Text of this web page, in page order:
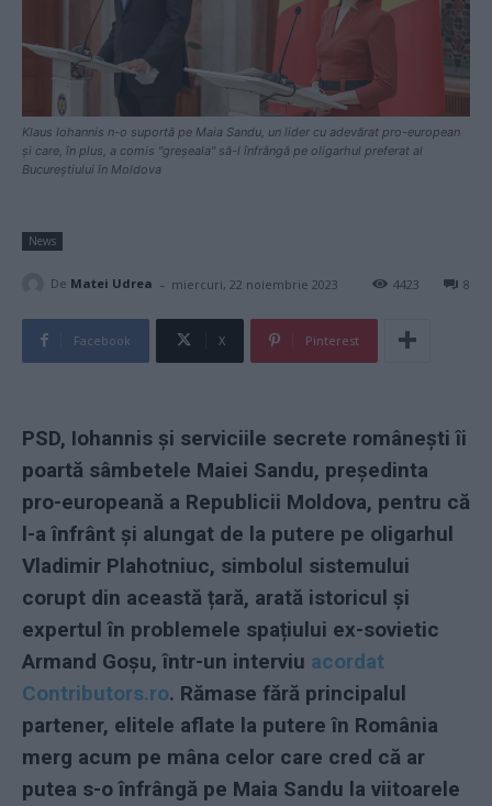
Klaus Iohannis n-o suportă pe Maia Sandu, un lider cu adevărat pro-european
și care, în plus, a comis "greșeala" să-l înfrângă pe oligarhul preferat al
Bucureștiului în Moldova
News
De Matei Udrea - miercuri, 22 noiembrie 2023 8
4423
Facebook X Pinterest
PSD, Iohannis și serviciile secrete românești îi
poartă sâmbetele Maiei Sandu, președinta
pro-europeană a Republicii Moldova, pentru că
l-a înfrânt și alungat de la putere pe oligarhul
Vladimir Plahotniuc, simbolul sistemului
corupt din această țară, arată istoricul și
expertul în problemele spațiului ex-sovietic
Armand Goșu, într-un interviu acordat
Contributors.ro. Rămase fără principalul
partener, elitele aflate la putere în România
merg acum pe mâna celor care cred că ar
putea s-o înfrângă pe Maia Sandu la viitoarele